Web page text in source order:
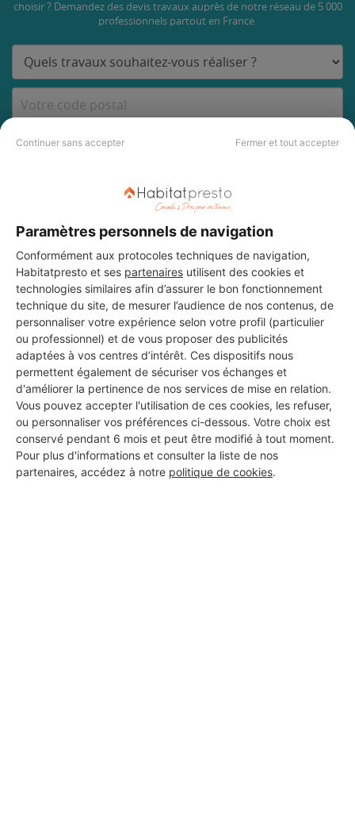
Continuer sans accepter Fermer et tout accepter
Paramètres personnels de navigation
Conformément aux protocoles techniques de navigation,
Habitatpresto et ses partenaires utilisent des cookies et
technologies similaires afin d’assurer le bon fonctionnement
technique du site, de mesurer l’audience de nos contenus, de
personnaliser votre expérience selon votre profil (particulier
ou professionnel) et de vous proposer des publicités
adaptées à vos centres d’intérêt. Ces dispositifs nous
permettent également de sécuriser vos échanges et
d'améliorer la pertinence de nos services de mise en relation.
Vous pouvez accepter l'utilisation de ces cookies, les refuser,
ou personnaliser vos préférences ci-dessous. Votre choix est
conservé pendant 6 mois et peut être modifié à tout moment.
Pour plus d'informations et consulter la liste de nos
partenaires, accédez à notre politique de cookies.
choisir ? Demandez des devis travaux auprès de notre réseau de 5 000
professionnels partout en France.
DEMANDER UN DEVIS
Aucun autre professionnel disponible dans cette zone
géographique.